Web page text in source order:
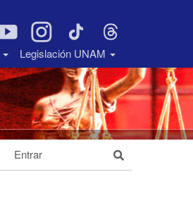
Legislación UNAM
Entrar